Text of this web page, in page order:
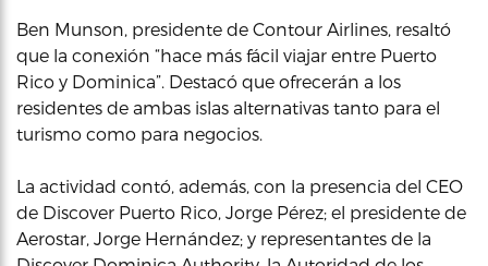
Ben Munson, presidente de Contour Airlines, resaltó
que la conexión “hace más fácil viajar entre Puerto
Rico y Dominica”. Destacó que ofrecerán a los
residentes de ambas islas alternativas tanto para el
turismo como para negocios.
La actividad contó, además, con la presencia del CEO
de Discover Puerto Rico, Jorge Pérez; el presidente de
Aerostar, Jorge Hernández; y representantes de la